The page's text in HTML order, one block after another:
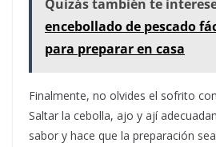
Quizás también te
encebollado de pescado
para preparar en casa
Finalmente, no olvides el sofrito
Saltar la cebolla, ajo y ají
sabor y hace que la preparación